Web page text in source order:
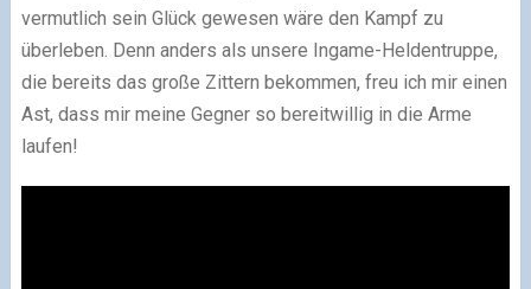
vermutlich sein Glück gewesen wäre den Kampf zu
überleben. Denn anders als unsere Ingame-Heldentruppe,
die bereits das große Zittern bekommen, freu ich mir einen
Ast, dass mir meine Gegner so bereitwillig in die Arme
laufen!